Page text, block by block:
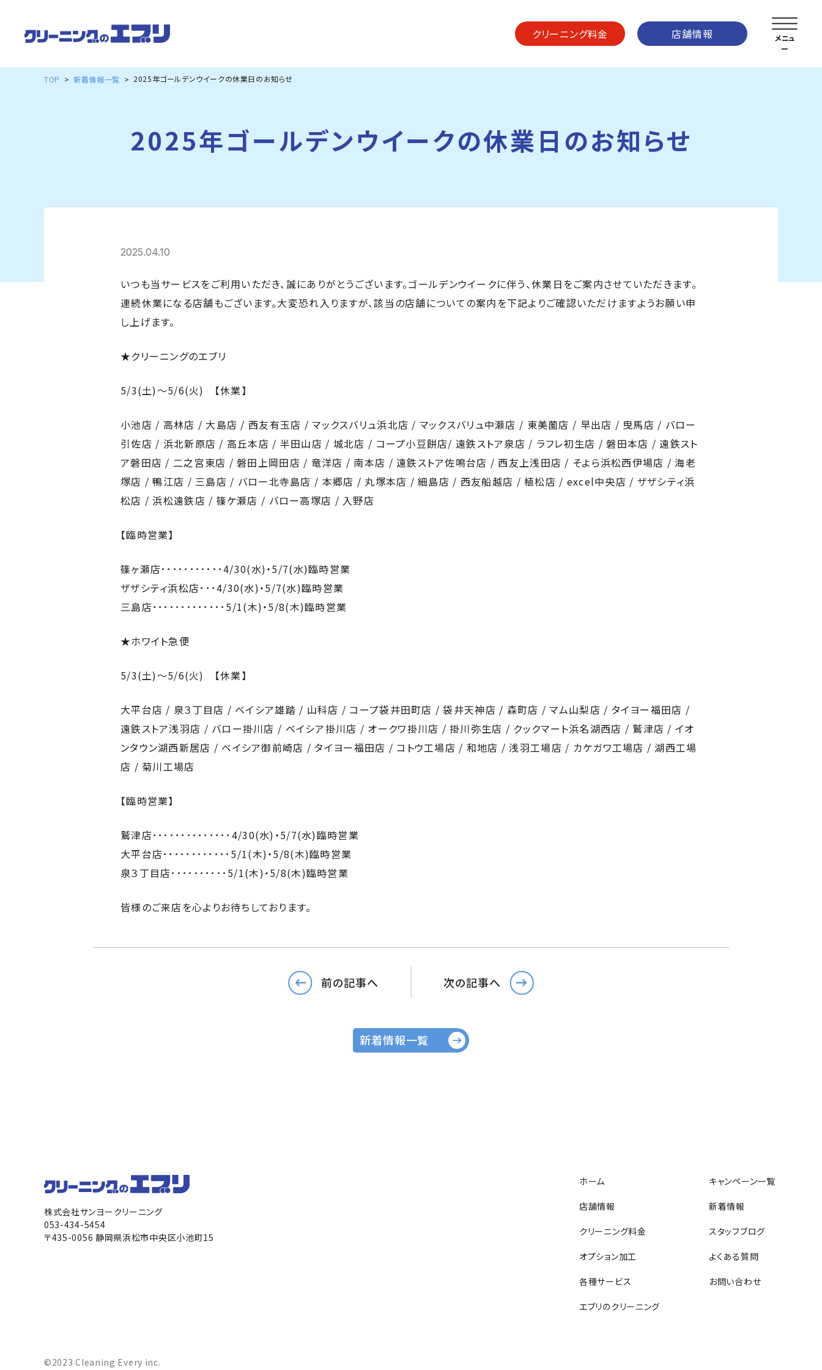
クリーニング料金 店舗情報
TOP 新着情報一覧 2025年ゴールデンウイークの休業日のお知らせ
2025年ゴールデンウイークの休業日のお知らせ
2025.04.10
いつも当サービスをご利用いただき、誠にありがとうございます。ゴールデンウイークに伴う、休業日をご案内させていただきます。
連続休業になる店舗もございます。大変恐れ入りますが、該当の店舗についての案内を下記よりご確認いただけますようお願い申
し上げます。
★クリーニングのエブリ
5/3(土)～5/6(火) 【休業】
小池店 / 高林店 / 大島店 / 西友有玉店 / マックスバリュ浜北店 / マックスバリュ中瀬店 / 東美薗店 / 早出店 / 曳馬店 / バロー
引佐店 / 浜北新原店 / 高丘本店 / 半田山店 / 城北店 / コープ小豆餅店/ 遠鉄ストア泉店 / ラフレ初生店 / 磐田本店 / 遠鉄スト
ア磐田店 / 二之宮東店 / 磐田上岡田店 / 竜洋店 / 南本店 / 遠鉄ストア佐鳴台店 / 西友上浅田店 / そよら浜松西伊場店 / 海老
塚店 / 鴨江店 / 三島店 / バロー北寺島店 / 本郷店 / 丸塚本店 / 細島店 / 西友船越店 / 植松店 / excel中央店 / ザザシティ浜
松店 / 浜松遠鉄店 / 篠ケ瀬店 / バロー高塚店 / 入野店
【臨時営業】
篠ヶ瀬店･･･････････4/30(水)・5/7(水)臨時営業
ザザシティ浜松店･･･4/30(水)・5/7(水)臨時営業
三島店･････････････5/1(木)・5/8(木)臨時営業
★ホワイト急便
5/3(土)～5/6(火) 【休業】
大平台店 / 泉３丁目店 / ベイシア雄踏 / 山科店 / コープ袋井田町店 / 袋井天神店 / 森町店 / マム山梨店 / タイヨー福田店 /
遠鉄ストア浅羽店 / バロー掛川店 / ベイシア掛川店 / オークワ掛川店 / 掛川弥生店 / クックマート浜名湖西店 / 鷲津店 / イオ
ンタウン湖西新居店 / ベイシア御前崎店 / タイヨー福田店 / コトウ工場店 / 和地店 / 浅羽工場店 / カケガワ工場店 / 湖西工場
店 / 菊川工場店
【臨時営業】
鷲津店･･････････････4/30(水)・5/7(水)臨時営業
大平台店････････････5/1(木)・5/8(木)臨時営業
泉３丁目店･･････････5/1(木)・5/8(木)臨時営業
皆様のご来店を心よりお待ちしております。
前の記事へ 次の記事へ
新着情報一覧
株式会社サンヨークリーニング
053-434-5454
〒435-0056 静岡県浜松市中央区小池町15
ホーム
店舗情報
クリーニング料金
オプション加工
各種サービス
エブリのクリーニング
キャンペーン一覧
新着情報
スタッフブログ
よくある質問
お問い合わせ
©2023 Cleaning Every inc.